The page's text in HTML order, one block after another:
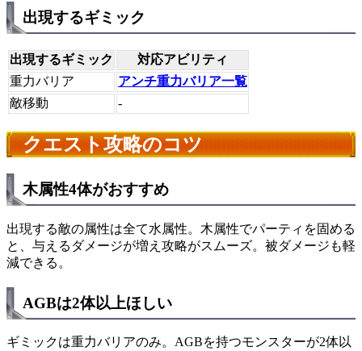
出現するギミック
出現するギミック
対応アビリティ
重力バリア
アンチ重力バリア一覧
敵移動
-
クエスト攻略のコツ
木属性4体がおすすめ
出現する敵の属性は全て水属性。木属性でパーティを固める
と、与えるダメージが増え攻略がスムーズ。被ダメージも軽
減できる。
AGBは2体以上ほしい
ギミックは重力バリアのみ。AGBを持つモンスターが2体以